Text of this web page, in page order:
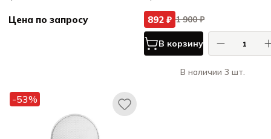
Цена по запросу 892 ₽ 1 900 ₽
В корзину
В наличии 3 шт.
-53%